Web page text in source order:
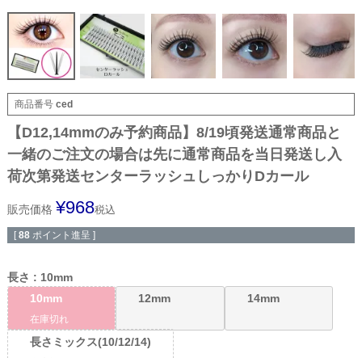
商品番号 ced
【D12,14mmのみ予約商品】8/19頃発送通常商品と
一緒のご注文の場合は先に通常商品を当日発送し入
荷次第発送センターラッシュしっかりDカール
販売価格 ¥968税込
[ 88 ポイント進呈 ]
長さ
10mm
10mm
在庫切れ
12mm 14mm
長さミックス(10/12/14)